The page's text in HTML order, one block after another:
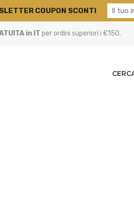
in IT per ordini superiori i €150.
COUPON SCONTI